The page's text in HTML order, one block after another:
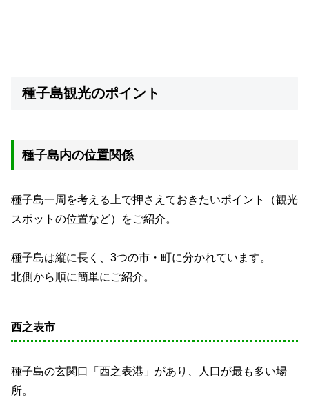
種子島観光のポイント
種子島内の位置関係
種子島一周を考える上で押さえておきたいポイント（観光
スポットの位置など）をご紹介。
種子島は縦に長く、3つの市・町に分かれています。
北側から順に簡単にご紹介。
西之表市
種子島の玄関口「西之表港」があり、人口が最も多い場
所。